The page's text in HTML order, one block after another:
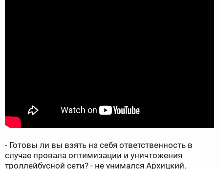
- Готовы ли вы взять на себя ответственность в
случае провала оптимизации и уничтожения
троллейбусной сети? - не унимался Архицкий.